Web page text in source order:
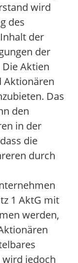
wird
des
der
der
Aktien
Aktionären
Das
den
in der
die
durch
1 AktG mit
werden,
wird jedoch